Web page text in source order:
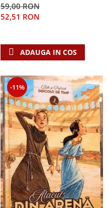
59,00 RON
52,51 RON
ADAUGA IN COS
-11%